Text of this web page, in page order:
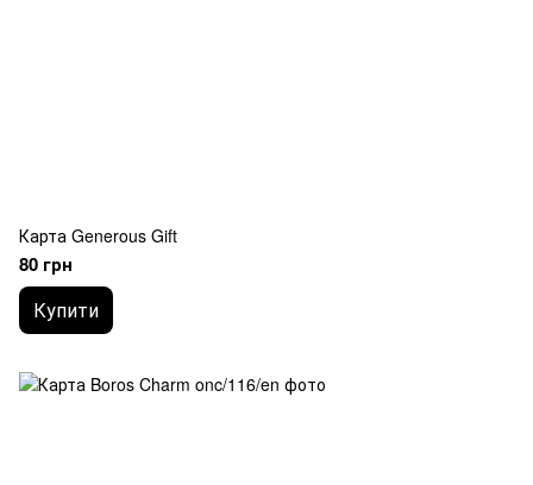
Карта Generous Gift
80 грн
Купити